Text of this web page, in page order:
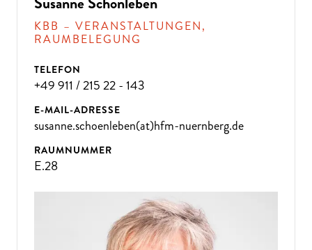
S!
KBB – VERANSTALTUNGEN,
RAUMBELEGUNG
TELEFON
+49 911 / 215 22 - 143
E-MAIL-ADRESSE
susanne.schoenleben(at)hfm-nuernberg.de
RAUMNUMMER
E.28